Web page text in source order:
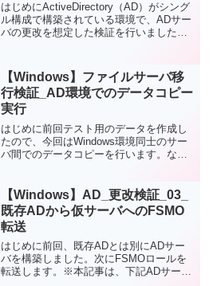
はじめにActiveDirectory（AD）がシング
ル構成で構築されている環境で、ADサー
バの更改を想定した検証を行いましたの
れていること自体が珍しいかもしれない
です...
【Windows】ファイルサーバ移
行検証_AD環境でのデータコピー
実行
はじめに前回テスト用のデータを作成し
たので、今回はWindows環境同士のサー
バ間でのデータコピーを行います。な
ァイルサーバ移行検証の一部です。構成
既存ファイルサーバ...
【Windows】AD_更改検証_03_
既存ADから仮サーバへのFSMO
転送
はじめに前回、既存ADとは別にADサー
バを構築しました。次にFSMOロールを
転送します。※本記事は、下記ADサーバ